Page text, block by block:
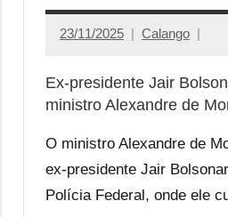
23/11/2025 Calango
Ex-presidente Jair
ministro Alexandre de
O ministro Alexandre de
ex-presidente Jair
Polícia Federal, onde ele